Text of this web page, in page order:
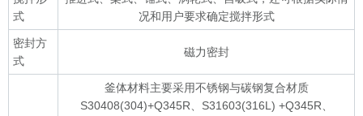
式
况和用户要求确定搅拌形式
密封方
式
磁力密封
釜体材料主要采用不锈钢与碳钢复合材质
S30408(304)+Q345R、S31603(316L) +Q345R、